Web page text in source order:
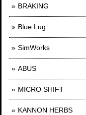
BRAKING
Blue Lug
SimWorks
ABUS
MICRO SHIFT
KANNON HERBS